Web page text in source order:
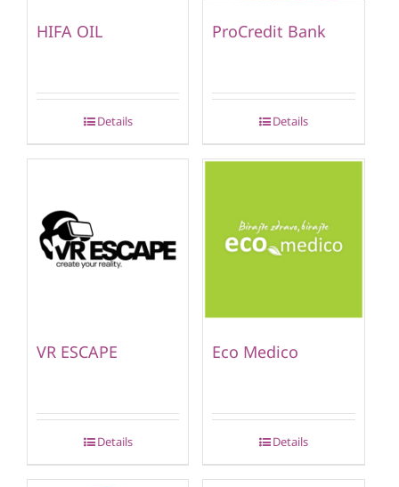
HIFA OIL
Details
ProCredit Bank
Details
VR ESCAPE
Details
Eco Medico
Details